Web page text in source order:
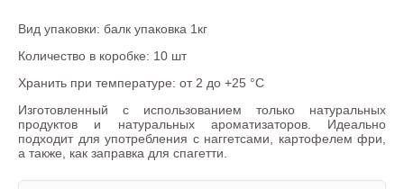
Вид упаковки: балк упаковка 1кг
Количество в коробке: 10 шт
Хранить при температуре: от 2 до +25 °С
Изготовленный с использованием только натуральных
продуктов и натуральных ароматизаторов. Идеально
подходит для употребления с наггетсами, картофелем фри,
а также, как заправка для спагетти.